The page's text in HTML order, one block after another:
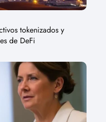
tokenizados y
de DeFi